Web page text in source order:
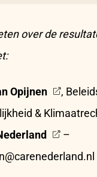
over de
Opijnen
,
&
–